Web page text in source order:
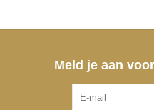
Meld je aan